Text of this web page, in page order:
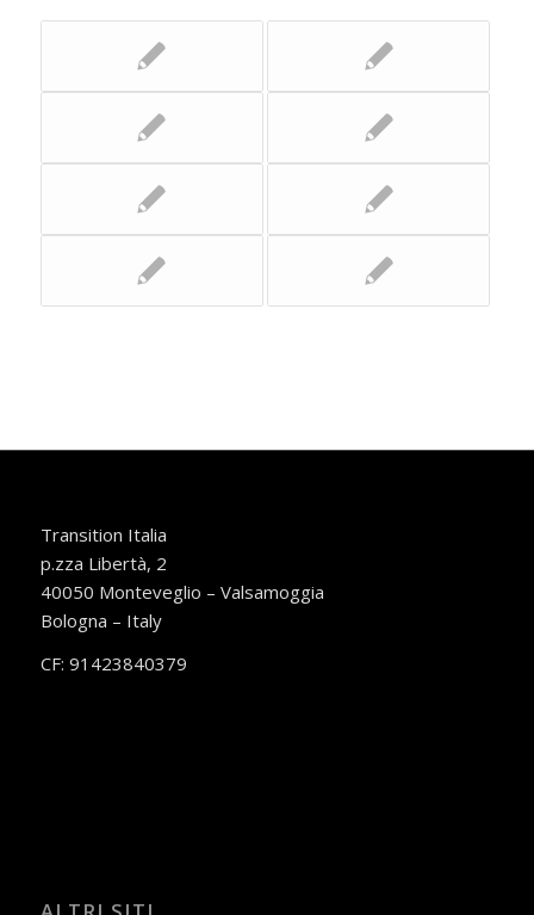
Transition Italia
p.zza Libertà, 2
40050 Monteveglio – Valsamoggia
Bologna – Italy
CF: 91423840379